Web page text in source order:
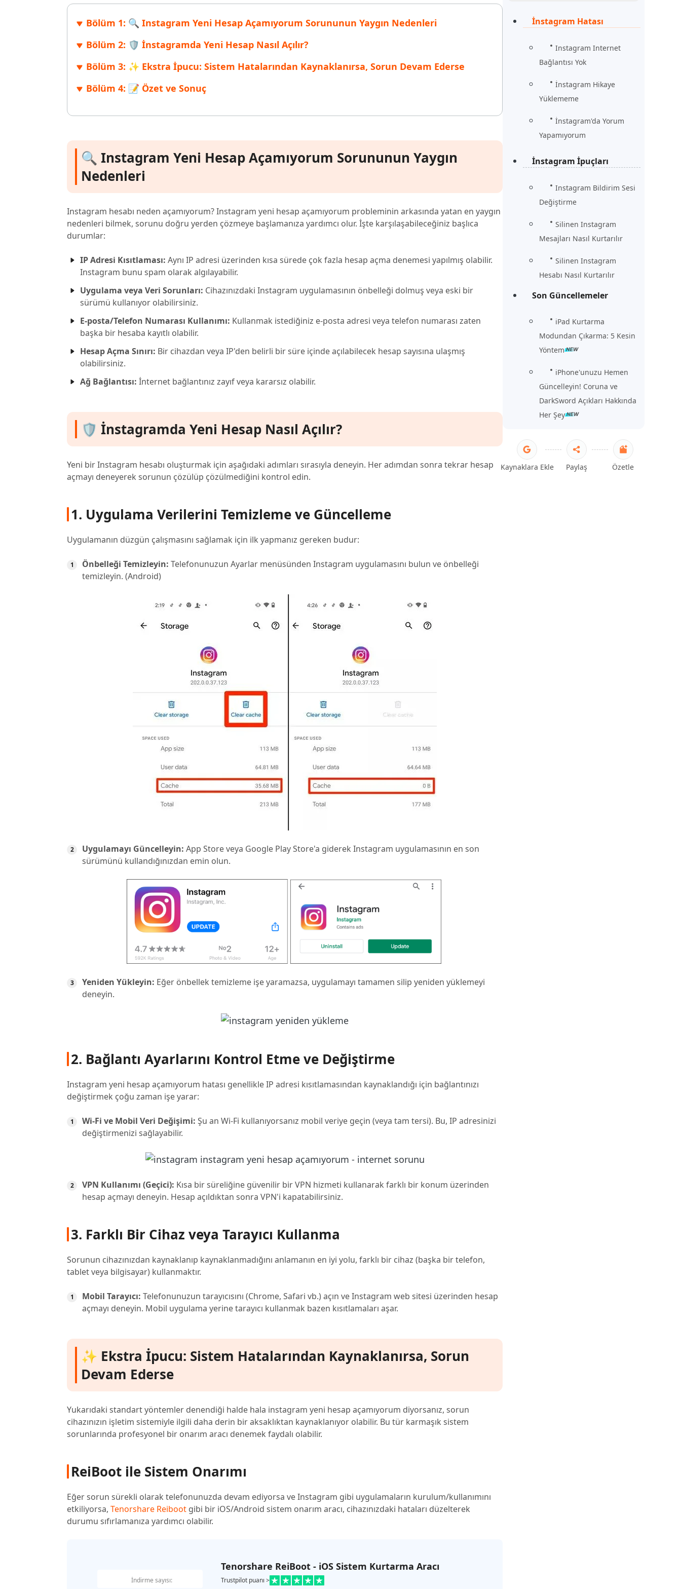
Windows'ta silinen dosyaları kurtarın Mac'te silinen dosyaları kurtarın
Android için UltData Uygulaması Cleanup Pro Uygulaması
Daha Fazla Faydalı İpuçları
PixPretty AI Fotoğraf Düzenleyici Tenorshare AI Writer Tenorshare AI Bypass
Başlayın
Şimdi İzle
İnstagram Hatası
Instagram Internet
Bağlantısı Yok
İnstagram Hikaye
Yüklememe
İnstagram'da Yorum
Yapamıyorum
İnstagram İpuçları
Instagram Bildirim Sesi
Değiştirme
Silinen Instagram
Mesajları Nasıl Kurtarılır
Silinen Instagram
Hesabı Nasıl Kurtarılır
Son Güncellemeler
iPad Kurtarma
Modundan Çıkarma: 5 Kesin
Yöntem
iPhone'unuzu Hemen
Güncelleyin! Coruna ve
DarkSword Açıkları Hakkında
Her Şey
Kaynaklara Ekle Paylaş Özetle
Bölüm 1: 🔍 Instagram Yeni Hesap Açamıyorum Sorununun Yaygın Nedenleri
Bölüm 2: 🛡️ İnstagramda Yeni Hesap Nasıl Açılır?
Bölüm 3: ✨ Ekstra İpucu: Sistem Hatalarından Kaynaklanırsa, Sorun Devam Ederse
Bölüm 4: 📝 Özet ve Sonuç
🔍 Instagram Yeni Hesap Açamıyorum Sorununun Yaygın
Nedenleri
Instagram hesabı neden açamıyorum? Instagram yeni hesap açamıyorum probleminin arkasında yatan en yaygın
nedenleri bilmek, sorunu doğru yerden çözmeye başlamanıza yardımcı olur. İşte karşılaşabileceğiniz başlıca
durumlar:
IP Adresi Kısıtlaması: Aynı IP adresi üzerinden kısa sürede çok fazla hesap açma denemesi yapılmış olabilir.
Instagram bunu spam olarak algılayabilir.
Uygulama veya Veri Sorunları: Cihazınızdaki Instagram uygulamasının önbelleği dolmuş veya eski bir
sürümü kullanıyor olabilirsiniz.
E-posta/Telefon Numarası Kullanımı: Kullanmak istediğiniz e-posta adresi veya telefon numarası zaten
başka bir hesaba kayıtlı olabilir.
Hesap Açma Sınırı: Bir cihazdan veya IP'den belirli bir süre içinde açılabilecek hesap sayısına ulaşmış
olabilirsiniz.
Ağ Bağlantısı: İnternet bağlantınız zayıf veya kararsız olabilir.
🛡️ İnstagramda Yeni Hesap Nasıl Açılır?
Yeni bir Instagram hesabı oluşturmak için aşağıdaki adımları sırasıyla deneyin. Her adımdan sonra tekrar hesap
açmayı deneyerek sorunun çözülüp çözülmediğini kontrol edin.
1. Uygulama Verilerini Temizleme ve Güncelleme
Uygulamanın düzgün çalışmasını sağlamak için ilk yapmanız gereken budur:
Önbelleği Temizleyin: Telefonunuzun Ayarlar menüsünden Instagram uygulamasını bulun ve önbelleği
temizleyin. (Android)
Uygulamayı Güncelleyin: App Store veya Google Play Store'a giderek Instagram uygulamasının en son
sürümünü kullandığınızdan emin olun.
Yeniden Yükleyin: Eğer önbellek temizleme işe yaramazsa, uygulamayı tamamen silip yeniden yüklemeyi
deneyin.
2. Bağlantı Ayarlarını Kontrol Etme ve Değiştirme
Instagram yeni hesap açamıyorum hatası genellikle IP adresi kısıtlamasından kaynaklandığı için bağlantınızı
değiştirmek çoğu zaman işe yarar:
Wi-Fi ve Mobil Veri Değişimi: Şu an Wi-Fi kullanıyorsanız mobil veriye geçin (veya tam tersi). Bu, IP adresinizi
değiştirmenizi sağlayabilir.
VPN Kullanımı (Geçici): Kısa bir süreliğine güvenilir bir VPN hizmeti kullanarak farklı bir konum üzerinden
hesap açmayı deneyin. Hesap açıldıktan sonra VPN'i kapatabilirsiniz.
3. Farklı Bir Cihaz veya Tarayıcı Kullanma
Sorunun cihazınızdan kaynaklanıp kaynaklanmadığını anlamanın en iyi yolu, farklı bir cihaz (başka bir telefon,
tablet veya bilgisayar) kullanmaktır.
Mobil Tarayıcı: Telefonunuzun tarayıcısını (Chrome, Safari vb.) açın ve Instagram web sitesi üzerinden hesap
açmayı deneyin. Mobil uygulama yerine tarayıcı kullanmak bazen kısıtlamaları aşar.
✨ Ekstra İpucu: Sistem Hatalarından Kaynaklanırsa, Sorun
Devam Ederse
Yukarıdaki standart yöntemler denendiği halde hala instagram yeni hesap açamıyorum diyorsanız, sorun
cihazınızın işletim sistemiyle ilgili daha derin bir aksaklıktan kaynaklanıyor olabilir. Bu tür karmaşık sistem
sorunlarında profesyonel bir onarım aracı denemek faydalı olabilir.
ReiBoot ile Sistem Onarımı
Eğer sorun sürekli olarak telefonunuzda devam ediyorsa ve Instagram gibi uygulamaların kurulum/kullanımını
etkiliyorsa, Tenorshare Reiboot gibi bir iOS/Android sistem onarım aracı, cihazınızdaki hataları düzelterek
durumu sıfırlamanıza yardımcı olabilir.
İndirme sayısı:
Tenorshare ReiBoot - iOS Sistem Kurtarma Aracı
Trustpilot puanı >